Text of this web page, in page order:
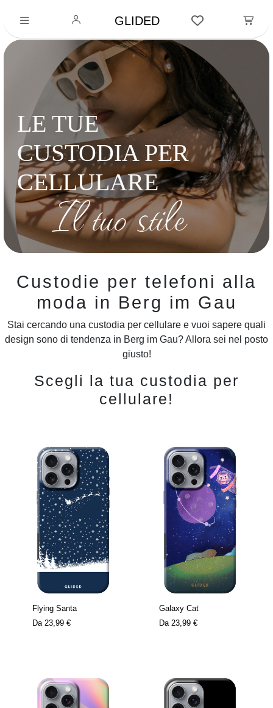
GLIDED
LE TUE
CUSTODIA PER
CELLULARE
Il tuo stile
Custodie per telefoni alla
moda in Berg im Gau
Stai cercando una custodia per cellulare e vuoi sapere quali
design sono di tendenza in Berg im Gau? Allora sei nel posto
giusto!
Scegli la tua custodia per
cellulare!
Flying Santa
Da 23,99 €
Galaxy Cat
Da 23,99 €